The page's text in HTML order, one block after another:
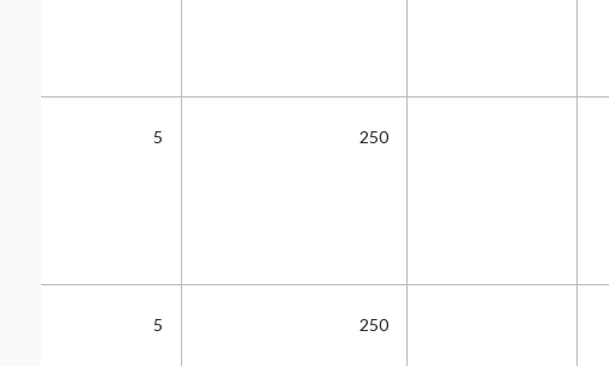
250
5
250
5